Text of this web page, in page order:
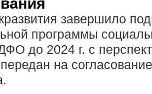
завершило
программы
до 2024 г. с
на